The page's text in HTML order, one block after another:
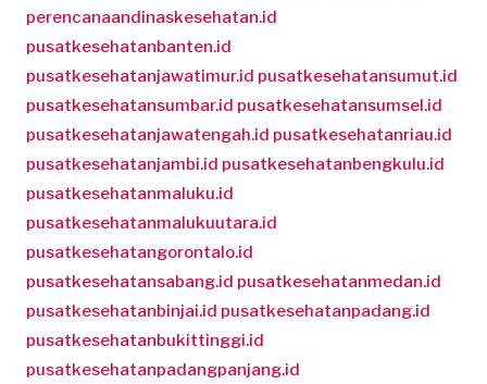
perencanaandinaskesehatan.id
pusatkesehatanbanten.id
pusatkesehatanjawatimur.id pusatkesehatansumut.id
pusatkesehatansumbar.id pusatkesehatansumsel.id
pusatkesehatanjawatengah.id pusatkesehatanriau.id
pusatkesehatanjambi.id pusatkesehatanbengkulu.id
pusatkesehatanmaluku.id
pusatkesehatanmalukuutara.id
pusatkesehatangorontalo.id
pusatkesehatansabang.id pusatkesehatanmedan.id
pusatkesehatanbinjai.id pusatkesehatanpadang.id
pusatkesehatanbukittinggi.id
pusatkesehatanpadangpanjang.id